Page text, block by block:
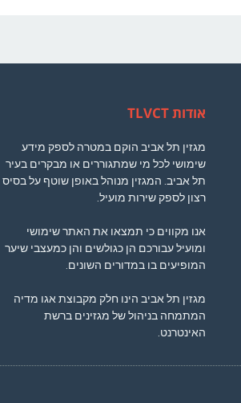
אודות TLVCT
מגזין תל אביב הוקם במטרה לספק מידע
שימושי לכל מי שמתגוררים או מבקרים בעיר
תל אביב. המגזין מנוהל באופן שוטף על בסיס
רצון לספק שירות מועיל.
אנו מקווים כי תמצאו את האתר שימושי
ומועיל עבורכם הן כגולשים והן כמעצבי שיער
המופיעים בו במדורים השונים.
מגזין תל אביב הינו חלק מקבוצת אגו מדיה
המתמחה בניהול של מגזינים ברשת
האינטרנט.